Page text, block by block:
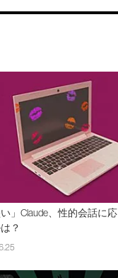
い」Claude、性的会話に
？